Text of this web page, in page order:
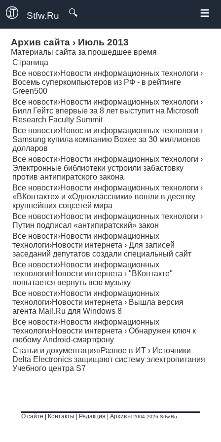
Stfw.Ru 🔍 ≡
Архив сайта › Июль 2013
Материалы сайта за прошедшее время
Страница
Все новости›Новости информационных технологи ›
Восемь суперкомпьютеров из РФ - в рейтинге
Green500
Все новости›Новости информационных технологи ›
Билл Гейтс впервые за 8 лет выступит на Microsoft
Research Faculty Summit
Все новости›Новости информационных технологи ›
Samsung купила компанию Boxee за 30 миллионов
долларов
Все новости›Новости информационных технологи ›
Электронные библиотеки устроили забастовку
против антипиратского закона
Все новости›Новости информационных технологи ›
«ВКонтакте» и «Одноклассники» вошли в десятку
крупнейших соцсетей мира
Все новости›Новости информационных технологи ›
Путин подписал «антипиратский» закон
Все новости›Новости информационных
технологи›Новости интернета ›Для записей
заседаний депутатов создали специальный сайт
Все новости›Новости информационных
технологи›Новости интернета ›"ВКонтакте"
попытается вернуть всю музыку
Все новости›Новости информационных
технологи›Новости интернета › Вышла версия
агента Mail.Ru для Windows 8
Все новости›Новости информационных
технологи›Новости интернета ›Обнаружен ключ к
любому Android-смартфону
Статьи и документация›Разное в ИТ › Источники
Delta Electronics защищают систему электропитания
Учебного центра S7
О сайте Контакты Редакция Архив © 2004-2026 Stfw.Ru